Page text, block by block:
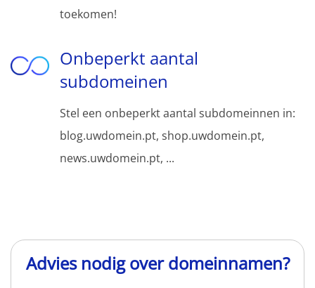
toekomen!
Onbeperkt aantal
subdomeinen
Stel een onbeperkt aantal subdomeinnen in:
blog.uwdomein.pt, shop.uwdomein.pt,
news.uwdomein.pt, ...
Advies nodig over domeinnamen?